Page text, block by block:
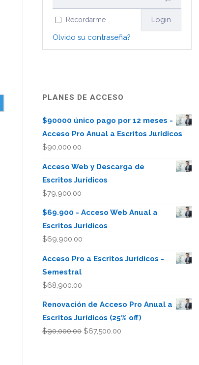
Recordarme
Olvido su contraseña?
PLANES DE ACCESO
$90000 único pago por 12 meses -
Acceso Pro Anual a Escritos Jurídicos
$90,000.00
Acceso Web y Descarga de
Escritos Jurídicos
$79,900.00
$69.900 - Acceso Web Anual a
Escritos Jurídicos
$69,900.00
Acceso Pro a Escritos Jurídicos -
Semestral
$68,900.00
Renovación de Acceso Pro Anual a
Escritos Jurídicos (25% off)
$90,000.00 El
$67,500.00